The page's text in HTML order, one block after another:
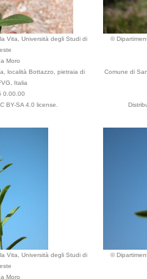
Vita, Università degli Studi di
Moro
località Bottazzo, pietraia di
Italia
0.00.00
BY-SA 4.0 license.
©
Comune di
Vita, Università degli Studi di
Moro
©